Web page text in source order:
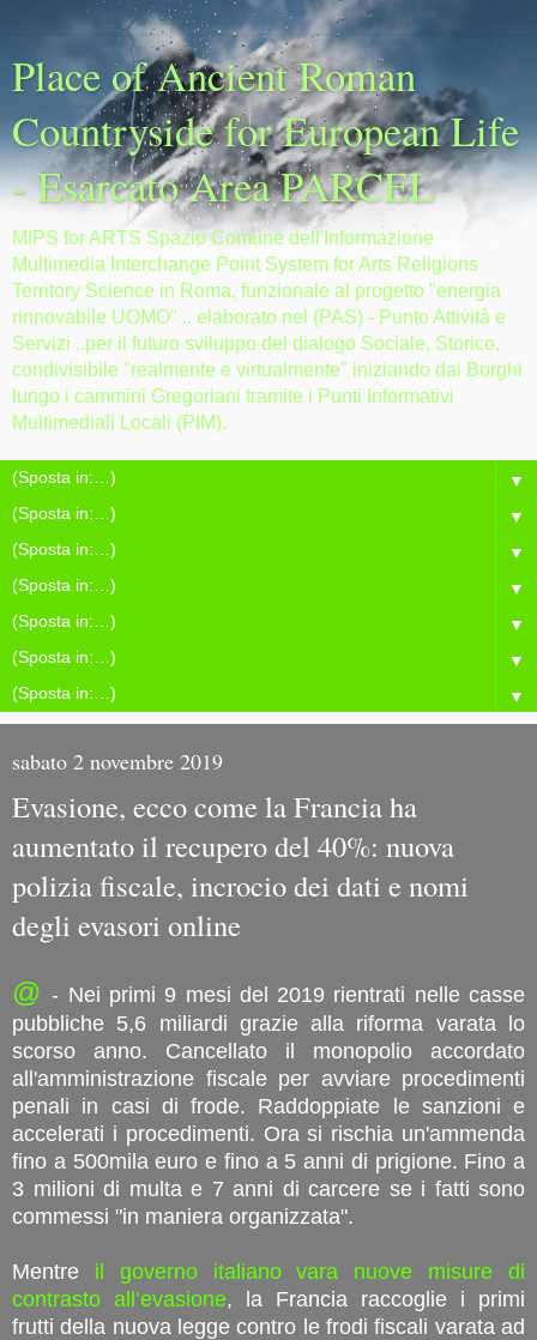
Place of Ancient Roman
Countryside for European Life
- Esarcato Area PARCEL
MIPS for ARTS Spazio Comune dell'Informazione
Multimedia Interchange Point System for Arts Religions
Territory Science in Roma, funzionale al progetto "energia
rinnovabile UOMO" .. elaborato nel (PAS) - Punto Attività e
Servizi ..per il futuro sviluppo del dialogo Sociale, Storico,
condivisibile "realmente e virtualmente" iniziando dai Borghi
lungo i cammini Gregoriani tramite i Punti Informativi
Multimediali Locali (PIM).
▼
▼
▼
▼
▼
▼
▼
sabato 2 novembre 2019
Evasione, ecco come la Francia ha
aumentato il recupero del 40%: nuova
polizia fiscale, incrocio dei dati e nomi
degli evasori online
@- Nei primi 9 mesi del 2019 rientrati nelle casse
pubbliche 5,6 miliardi grazie alla riforma varata lo
scorso anno. Cancellato il monopolio accordato
all'amministrazione fiscale per avviare procedimenti
penali in casi di frode. Raddoppiate le sanzioni e
accelerati i procedimenti. Ora si rischia un'ammenda
fino a 500mila euro e fino a 5 anni di prigione. Fino a
3 milioni di multa e 7 anni di carcere se i fatti sono
commessi "in maniera organizzata".
Mentre il governo italiano vara nuove misure di
contrasto all’evasione, la Francia raccoglie i primi
frutti della nuova legge contro le frodi fiscali varata ad